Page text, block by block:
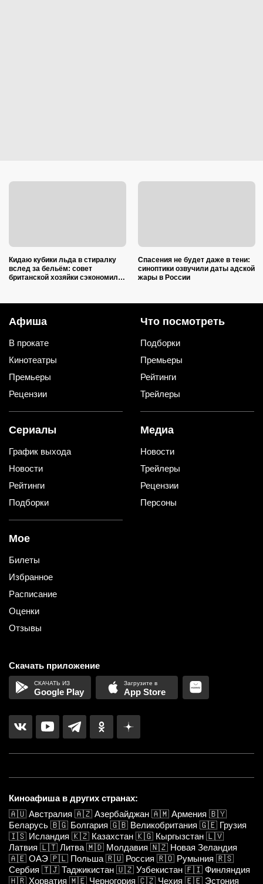
Кидаю кубики льда в стиралку
вслед за бельём: совет
британской хозяйки сэкономил
Спасения не будет даже в тени:
синоптики озвучили даты адской
жары в России
Афиша
В прокате
Кинотеатры
Премьеры
Рецензии
Что посмотреть
Подборки
Премьеры
Рейтинги
Трейлеры
Сериалы
График выхода
Новости
Рейтинги
Подборки
Медиа
Новости
Трейлеры
Рецензии
Персоны
Мое
Билеты
Избранное
Расписание
Оценки
Отзывы
Скачать приложение
Google Play App Store
Киноафиша в других странах:
🇦🇺 Австралия 🇦🇿 Азербайджан 🇦🇲 Армения 🇧🇾
Беларусь 🇧🇬 Болгария 🇬🇧 Великобритания 🇬🇪 Грузия
🇮🇸 Исландия 🇰🇿 Казахстан 🇰🇬 Кыргызстан 🇱🇻
Латвия 🇱🇹 Литва 🇲🇩 Молдавия 🇳🇿 Новая Зеландия
🇦🇪 ОАЭ 🇵🇱 Польша 🇷🇺 Россия 🇷🇴 Румыния 🇷🇸
Сербия 🇹🇯 Таджикистан 🇺🇿 Узбекистан 🇫🇮 Финляндия
🇭🇷 Хорватия 🇲🇪 Черногория 🇨🇿 Чехия 🇪🇪 Эстония